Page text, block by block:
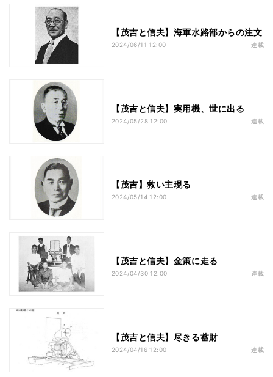
【茂吉と信夫】海軍水路部からの注文
2024/06/11 12:00 連載
【茂吉と信夫】実用機、世に出る
2024/05/28 12:00 連載
【茂吉】救い主現る
2024/05/14 12:00 連載
【茂吉と信夫】金策に走る
2024/04/30 12:00 連載
【茂吉と信夫】尽きる蓄財
2024/04/16 12:00 連載